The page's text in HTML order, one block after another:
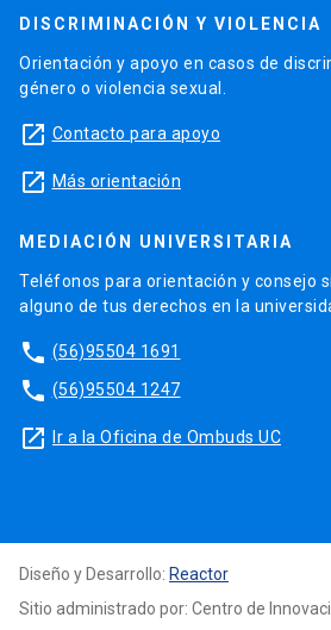
DISCRIMINACIÓN Y VIOLENCIA
Orientación y apoyo en casos de
género o violencia sexual.
launch Contacto para apoyo
launch Más orientación
MEDIACIÓN UNIVERSITARIA
Teléfonos para orientación y consejo
alguno de tus derechos en la
phone (56)95504 1691
phone (56)95504 1247
launch Ir a la Oficina de Ombuds UC
Diseño y Desarrollo: Reactor
Sitio administrado por: Centro de